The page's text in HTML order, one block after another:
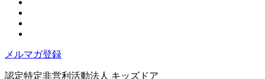
メルマガ登録
認定特定非営利活動法人 キッズドア